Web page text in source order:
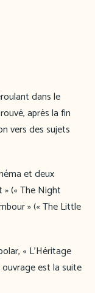
dans le
après la fin
vers des sujets
et deux
(« The Night
» (« The Little
« L’Héritage
ouvrage est la suite